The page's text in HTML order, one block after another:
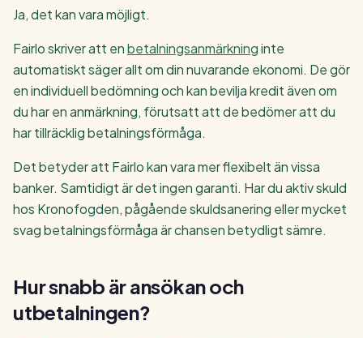
Ja, det kan vara möjligt.
Fairlo skriver att enbetalningsanmärkninginte
automatiskt säger allt om din nuvarande ekonomi. De gör
en individuell bedömning och kan bevilja kredit även om
du har en anmärkning, förutsatt att de bedömer att du
har tillräcklig betalningsförmåga.
Det betyder att Fairlo kan vara mer flexibelt än vissa
banker. Samtidigt är det ingen garanti. Har du aktiv skuld
hos Kronofogden, pågående skuldsanering eller mycket
svag betalningsförmåga är chansen betydligt sämre.
Hur snabb är ansökan och
utbetalningen?